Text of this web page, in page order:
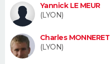
COPAINS D'AVANT
S'inscrire
Se connecter
Lycées
Collèges
Primaires
Universités
Entreprises
Service militaire
Avis de recherche
AVIS DE DÉCÈS
FORUM
Yannick LE MEUR
(LYON)
Charles MONNERET
(LYON)